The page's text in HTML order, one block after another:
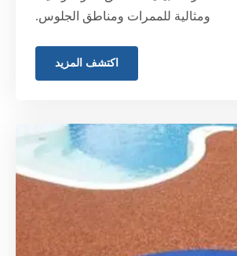
ومثالية للممرات ومناطق الجلوس.
اكتشف المزيد